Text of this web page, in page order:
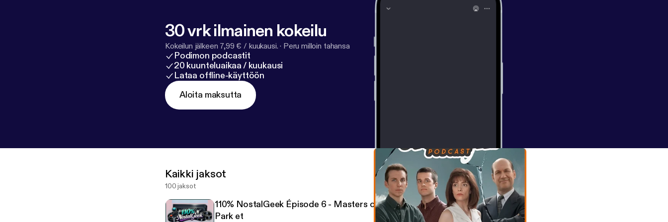
30 vrk ilmainen kokeilu
Kokeilun jälkeen 7,99 € / kuukausi. · Peru milloin tahansa
Podimon podcastit
20 kuunteluaikaa / kuukausi
Lataa offline-käyttöön
Aloita maksutta
Kaikki jaksot
100 jaksot
110% NostalGeek Épisode 6 - Masters of the Universe, NHL, Jurassic
Park et